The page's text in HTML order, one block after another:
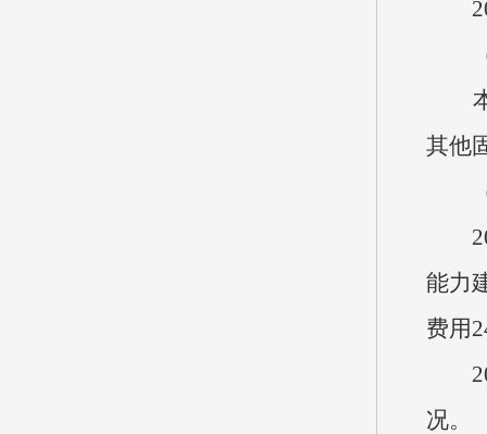
（
本
其他
（
能力
费用
况。